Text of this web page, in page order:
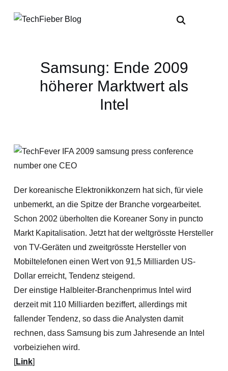
Samsung: Ende 2009
höherer Marktwert als
Intel
Der koreanische Elektronikkonzern hat sich, für viele
unbemerkt, an die Spitze der Branche vorgearbeitet.
Schon 2002 überholten die Koreaner Sony in puncto
Markt Kapitalisation. Jetzt hat der weltgrösste Hersteller
von TV-Geräten und zweitgrösste Hersteller von
Mobiltelefonen einen Wert von 91,5 Milliarden US-
Dollar erreicht, Tendenz steigend.
Der einstige Halbleiter-Branchenprimus Intel wird
derzeit mit 110 Milliarden beziffert, allerdings mit
fallender Tendenz, so dass die Analysten damit
rechnen, dass Samsung bis zum Jahresende an Intel
vorbeiziehen wird.
[Link]